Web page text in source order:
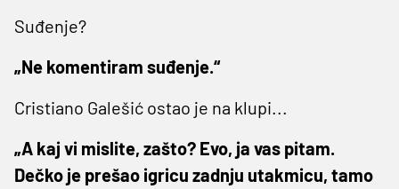
Suđenje?
„Ne komentiram suđenje.“
Cristiano Galešić ostao je na klupi...
„A kaj vi mislite, zašto? Evo, ja vas pitam.
Dečko je prešao igricu zadnju utakmicu, tamo